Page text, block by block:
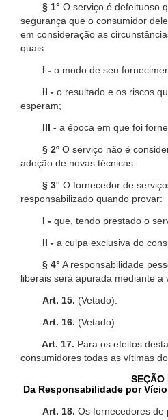
§ 1° O serviço é defeituoso
segurança que o consumidor
em consideração as
quais:
I - o modo de seu
II - o resultado e os riscos
esperam;
III - a época em que foi
§ 2º O serviço não é
adoção de novas técnicas.
§ 3° O fornecedor de
responsabilizado quando provar:
I - que, tendo prestado o
II - a culpa exclusiva do
§ 4° A responsabilidade
liberais será apurada mediante a
Art. 15. (Vetado).
Art. 16. (Vetado).
Art. 17. Para os efeitos
consumidores todas as vítimas
SEÇÃO
Da Responsabilidade por
Art. 18. Os fornecedores de